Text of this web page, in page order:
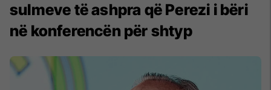
sulmeve të ashpra që Perezi i bëri
në konferencën për shtyp